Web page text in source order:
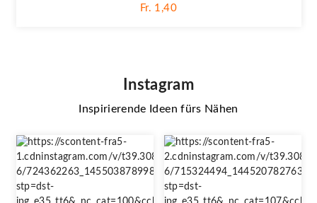
Fr. 1,40
Instagram
Inspirierende Ideen fürs Nähen